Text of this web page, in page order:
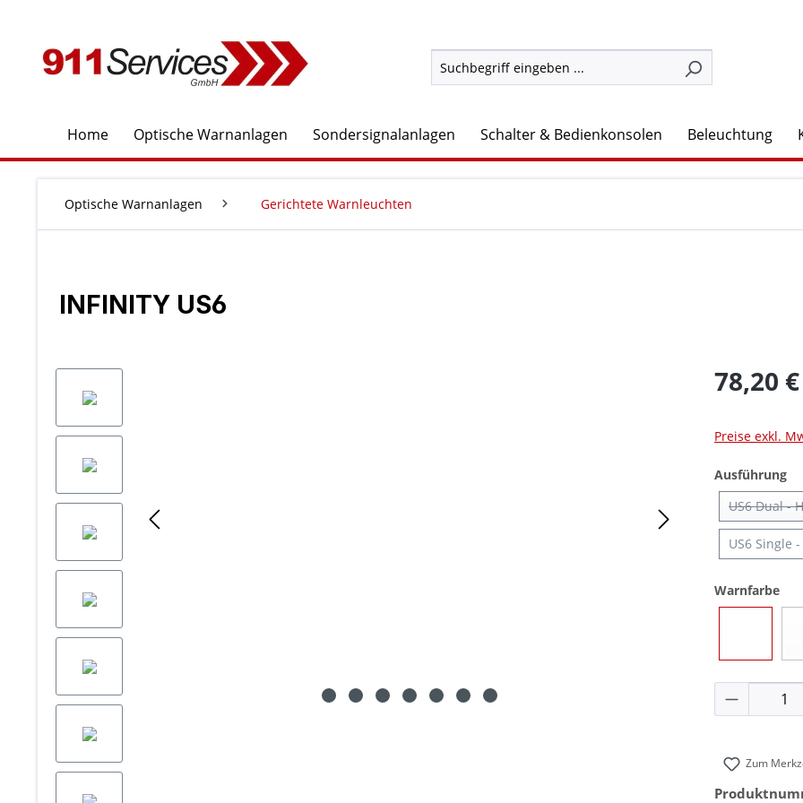
Home Optische Warnanlagen Sondersignalanlagen Schalter & Bedienkonsolen Beleuchtung
Optische Warnanlagen Gerichtete Warnleuchten
INFINITY US6
78,20 €
Preise exkl.
Ausführung
US6 Dual -
US6 Single
Warnfarbe
Zum